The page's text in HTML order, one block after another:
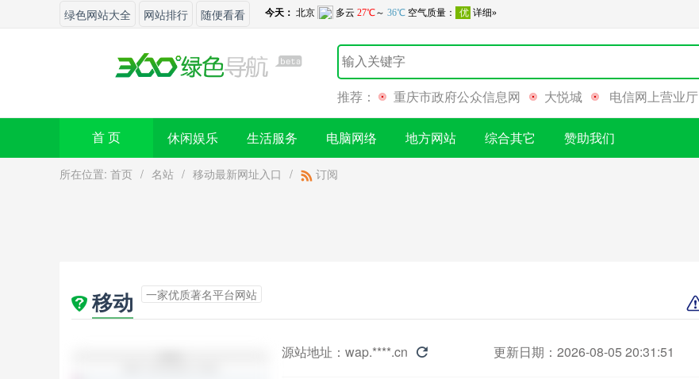
绿色网站大全 网站排行 随便看看
推荐： 重庆市政府公众信息网 大悦城 电信网上营业厅
首 页 休闲娱乐 生活服务 电脑网络 地方网站 综合其它 赞助我们
所在位置: 首页 / 名站 / 移动最新网址入口 / 订阅
移动 一家优质著名平台网站
源站地址： wap.****.cn  更新日期：2026-08-05 20:31:51